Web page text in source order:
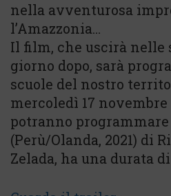
nella avventurosa
l’Amazzonia…
Il film, che uscirà nelle
giorno dopo, sarà
scuole del nostro
mercoledì 17 novembre
potranno
(Perù/Olanda, 2021) di
Zelada, ha una durata di